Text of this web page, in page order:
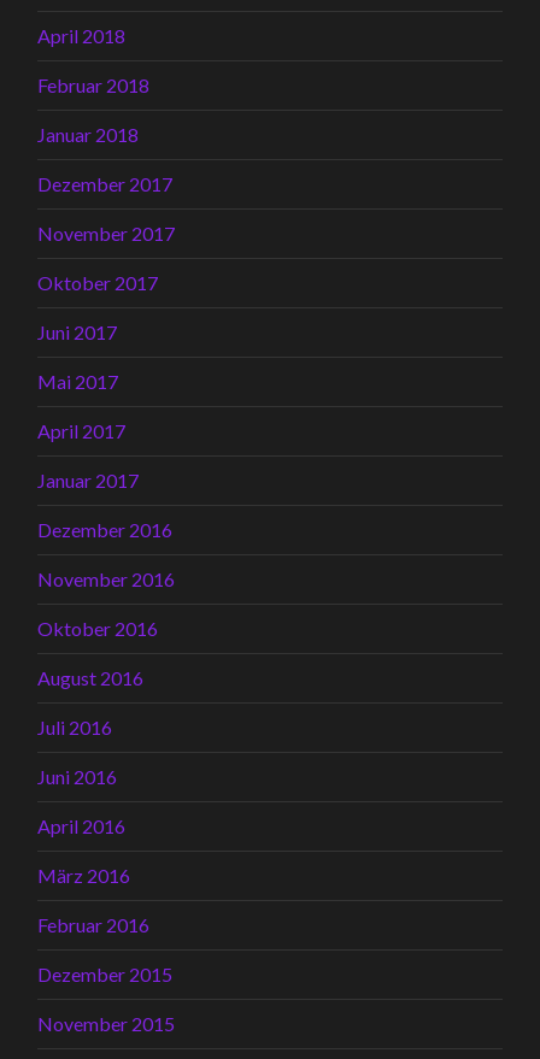
April 2018
Februar 2018
Januar 2018
Dezember 2017
November 2017
Oktober 2017
Juni 2017
Mai 2017
April 2017
Januar 2017
Dezember 2016
November 2016
Oktober 2016
August 2016
Juli 2016
Juni 2016
April 2016
März 2016
Februar 2016
Dezember 2015
November 2015